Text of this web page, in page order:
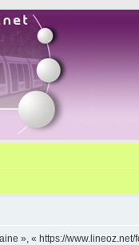
», « https://